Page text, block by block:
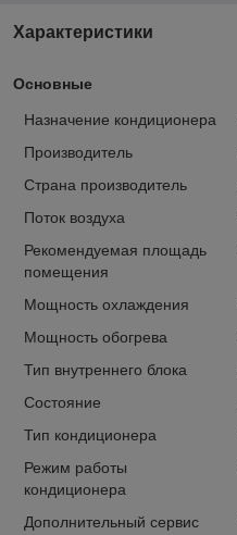
Характеристики
Основные
Назначение кондиционера
Производитель
Страна производитель
Поток воздуха
Рекомендуемая площадь
помещения
Мощность охлаждения
Мощность обогрева
Тип внутреннего блока
Состояние
Тип кондиционера
Режим работы
кондиционера
Дополнительный сервис